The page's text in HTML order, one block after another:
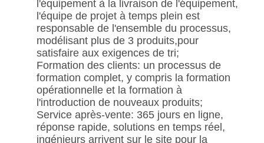
l'équipement à la livraison de l'équipement,
l'équipe de projet à temps plein est
responsable de l'ensemble du processus,
modélisant plus de 3 produits,pour
satisfaire aux exigences de tri;
Formation des clients: un processus de
formation complet, y compris la formation
opérationnelle et la formation à
l'introduction de nouveaux produits;
Service après-vente: 365 jours en ligne,
réponse rapide, solutions en temps réel,
ingénieurs arrivent sur le site pour la